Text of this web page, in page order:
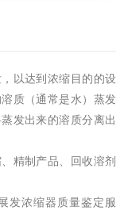
以达到浓缩目的的设
质（通常是水）蒸发
发出来的溶质分离出
精制产品、回收溶剂
发浓缩器质量鉴定服